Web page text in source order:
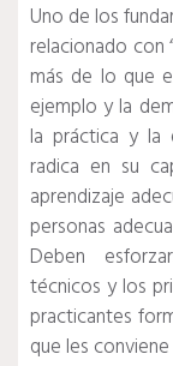
Uno de los
relacionado con
más de lo que
ejemplo y la
la práctica y la
radica en su
aprendizaje
personas
Deben
técnicos y los
practicantes
que les